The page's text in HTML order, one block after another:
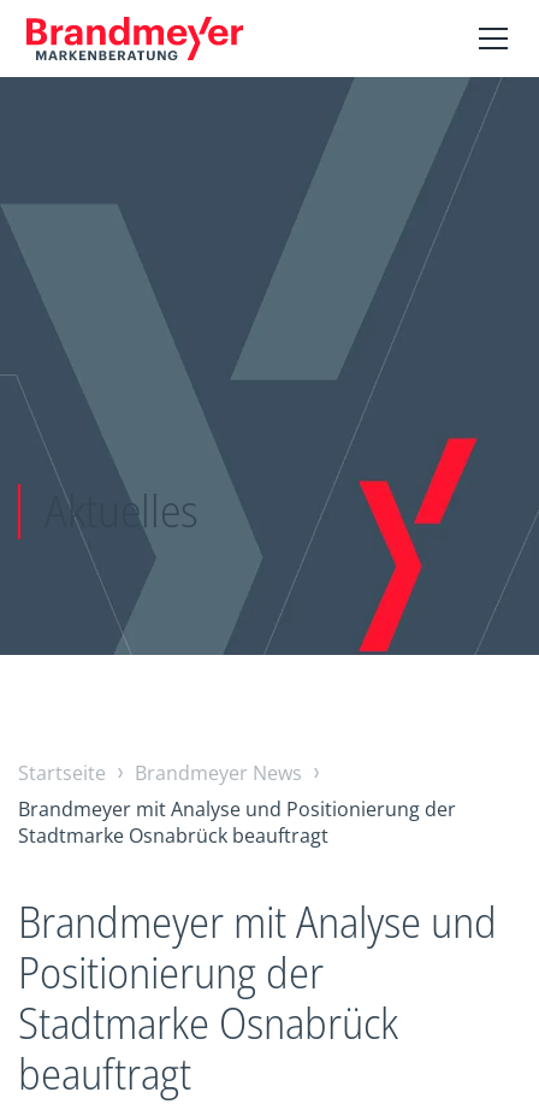
Aktuelles
Startseite
Brandmeyer News
Brandmeyer mit Analyse und Positionierung der
Stadtmarke Osnabrück beauftragt
Brandmeyer mit Analyse und
Positionierung der
Stadtmarke Osnabrück
beauftragt